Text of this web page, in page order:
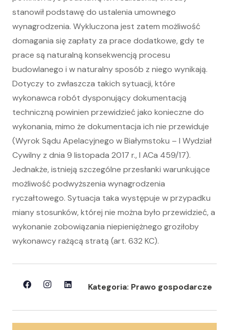
stanowił podstawę do ustalenia umownego
wynagrodzenia. Wykluczona jest zatem możliwość
domagania się zapłaty za prace dodatkowe, gdy te
prace są naturalną konsekwencją procesu
budowlanego i w naturalny sposób z niego wynikają.
Dotyczy to zwłaszcza takich sytuacji, które
wykonawca robót dysponujący dokumentacją
techniczną powinien przewidzieć jako konieczne do
wykonania, mimo że dokumentacja ich nie przewiduje
(Wyrok Sądu Apelacyjnego w Białymstoku – I Wydział
Cywilny z dnia 9 listopada 2017 r., I ACa 459/17).
Jednakże, istnieją szczególne przesłanki warunkujące
możliwość podwyższenia wynagrodzenia
ryczałtowego. Sytuacja taka występuje w przypadku
miany stosunków, której nie można było przewidzieć, a
wykonanie zobowiązania niepieniężnego groziłoby
wykonawcy rażącą stratą (art. 632 KC).
Kategoria: Prawo gospodarcze